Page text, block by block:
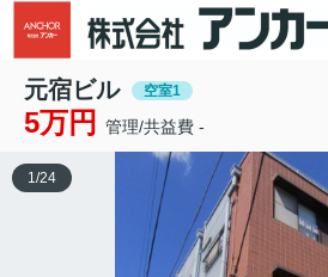
元宿ビル 空室1
5万円 管理/共益費 -
1/24